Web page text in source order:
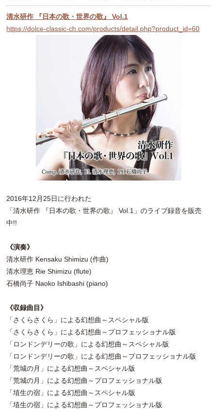
清水研作 『日本の歌・世界の歌』 Vol.1
https://dolce-classic-ch.com/products/detail.php?product_id=60
2016年12月25日に行われた
「清水研作 『日本の歌・世界の歌』 Vol.1」のライブ録音を販売
中!!
《演奏》
清水研作 Kensaku Shimizu (作曲)
清水理恵 Rie Shimizu (flute)
石橋尚子 Naoko Ishibashi (piano)
《収録曲目》
「さくらさくら」による幻想曲～スペシャル版
「さくらさくら」による幻想曲～プロフェッショナル版
「ロンドンデリーの歌」による幻想曲～スペシャル版
「ロンドンデリーの歌」による幻想曲～プロフェッショナル版
「荒城の月」による幻想曲～スペシャル版
「荒城の月」による幻想曲～プロフェッショナル版
「埴生の宿」による幻想曲～スペシャル版
「埴生の宿」による幻想曲～プロフェッショナル版